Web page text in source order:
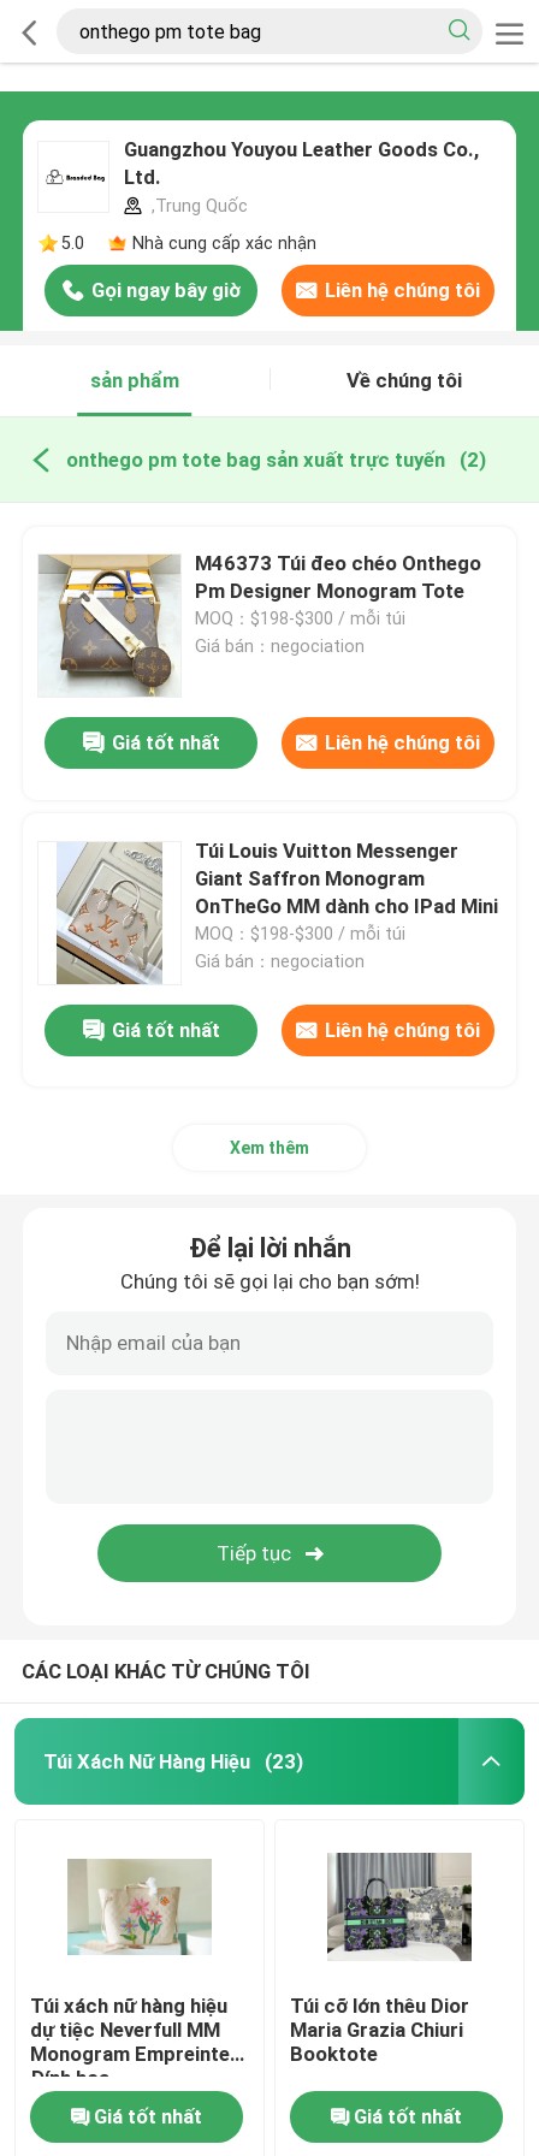
Guangzhou Youyou Leather Goods Co.,
Ltd.
,Trung Quốc
5.0
Nhà cung cấp xác nhận
Gọi ngay bây giờ Liên hệ chúng tôi
sản phẩm Về chúng tôi
onthego pm tote bag sản xuất trực tuyến (2)
M46373 Túi đeo chéo Onthego
Pm Designer Monogram Tote
MOQ：$198-$300 / mỗi túi
Giá bán：negociation
Giá tốt nhất Liên hệ chúng tôi
Túi Louis Vuitton Messenger
Giant Saffron Monogram
OnTheGo MM dành cho IPad Mini
MOQ：$198-$300 / mỗi túi
Giá bán：negociation
Giá tốt nhất Liên hệ chúng tôi
Xem thêm
Để lại lời nhắn
Chúng tôi sẽ gọi lại cho bạn sớm!
CÁC LOẠI KHÁC TỪ CHÚNG TÔI
Túi Xách Nữ Hàng Hiệu (23)
Túi xách nữ hàng hiệu
dự tiệc Neverfull MM
Monogram Empreinte
Đính hoa
Giá tốt nhất
Túi cỡ lớn thêu Dior
Maria Grazia Chiuri
Booktote
Giá tốt nhất